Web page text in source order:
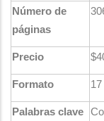
Número de
páginas
Precio​
Formato​
Palabras clave​